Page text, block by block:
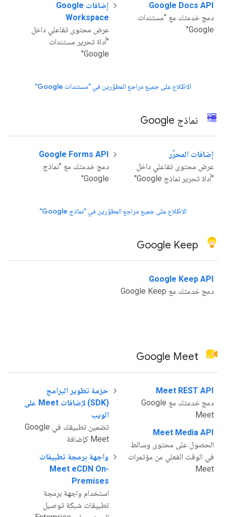
Google Docs API
دمج خدمتك مع "مستندات
Google"
إضافات Google
Workspace
عرض محتوى تفاعلي داخل
"أداة تحرير مستندات
Google"
الاطّلاع على جميع مراجع المطوّرين في "مستندات Google"
نماذج Google
إضافات المحرِّر
عرض محتوى تفاعلي داخل
"أداة تحرير نماذج Google"
Google Forms API
دمج خدمتك مع "نماذج
Google"
الاطّلاع على جميع مراجع المطوّرين في "نماذج Google"
Google Keep API
دمج خدمتك مع Google Keep
Meet REST API
دمج خدمتك مع Google
Meet
Meet Media API
الحصول على محتوى وسائط
في الوقت الفعلي من مؤتمرات
Meet
حزمة تطوير البرامج
(SDK) لإضافات Meet على
الويب
تضمين تطبيقك في Google
Meet كإضافة
واجهة برمجة تطبيقات
Meet eCDN On-
Premises
استخدام واجهة برمجة
تطبيقات شبكة توصيل